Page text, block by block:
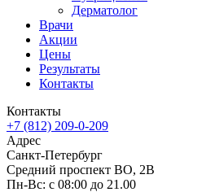
Дерматолог
Врачи
Акции
Цены
Результаты
Контакты
Контакты
+7 (812) 209-0-209
Адрес
Санкт-Петербург
Средний проспект ВО, 2В
Пн-Вc: с 08:00 до 21.00